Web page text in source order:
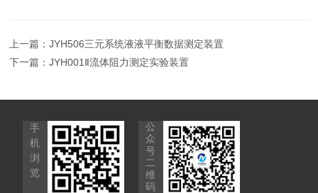
上一篇：JYH506三元系统液液平衡数据测定装置
下一篇：JYH001Ⅱ流体阻力测定实验装置
手
机
浏
览
公
众
号
二
维
码